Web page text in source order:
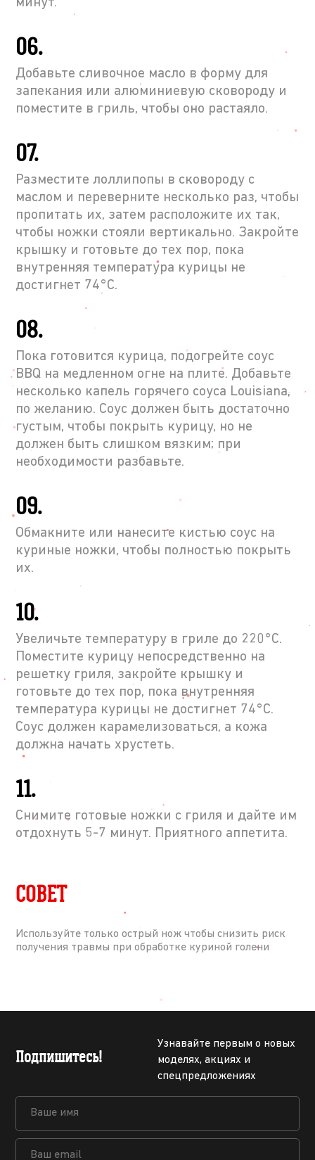
06.
Добавьте сливочное масло в форму для
запекания или алюминиевую сковороду и
поместите в гриль, чтобы оно растаяло.
07.
Разместите лоллипопы в сковороду с
маслом и переверните несколько раз, чтобы
пропитать их, затем расположите их так,
чтобы ножки стояли вертикально. Закройте
крышку и готовьте до тех пор, пока
внутренняя температура курицы не
достигнет 74°С.
08.
Пока готовится курица, подогрейте соус
BBQ на медленном огне на плите. Добавьте
несколько капель горячего соуса Louisiana,
по желанию. Соус должен быть достаточно
густым, чтобы покрыть курицу, но не
должен быть слишком вязким; при
необходимости разбавьте.
09.
Обмакните или нанесите кистью соус на
куриные ножки, чтобы полностью покрыть
их.
10.
Увеличьте температуру в гриле до 220°C.
Поместите курицу непосредственно на
решетку гриля, закройте крышку и
готовьте до тех пор, пока внутренняя
температура курицы не достигнет 74°C.
Соус должен карамелизоваться, а кожа
должна начать хрустеть.
11.
Снимите готовые ножки с гриля и дайте им
отдохнуть 5-7 минут. Приятного аппетита.
СОВЕТ
Используйте только острый нож чтобы снизить риск
получения травмы при обработке куриной голени
Подпишитесь!
Узнавайте первым о новых
моделях, акциях и
спецпредложениях